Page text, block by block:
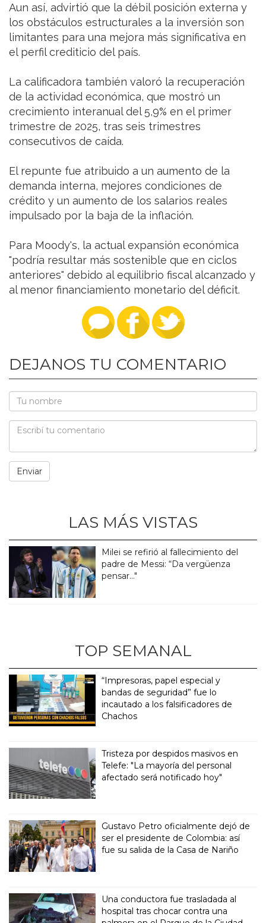
Aun así, advirtió que la débil posición externa y
los obstáculos estructurales a la inversión son
limitantes para una mejora más significativa en
el perfil crediticio del país.
La calificadora también valoró la recuperación
de la actividad económica, que mostró un
crecimiento interanual del 5,9% en el primer
trimestre de 2025, tras seis trimestres
consecutivos de caída.
El repunte fue atribuido a un aumento de la
demanda interna, mejores condiciones de
crédito y un aumento de los salarios reales
impulsado por la baja de la inflación.
Para Moody's, la actual expansión económica
"podría resultar más sostenible que en ciclos
anteriores" debido al equilibrio fiscal alcanzado y
al menor financiamiento monetario del déficit.
DEJANOS TU COMENTARIO
LAS MÁS VISTAS
Milei se refirió al fallecimiento del
padre de Messi: “Da vergüenza
pensar..."
TOP SEMANAL
“Impresoras, papel especial y
bandas de seguridad” fue lo
incautado a los falsificadores de
Chachos
Tristeza por despidos masivos en
Telefe: "La mayoría del personal
afectado será notificado hoy"
Gustavo Petro oficialmente dejó de
ser el presidente de Colombia: así
fue su salida de la Casa de Nariño
Una conductora fue trasladada al
hospital tras chocar contra una